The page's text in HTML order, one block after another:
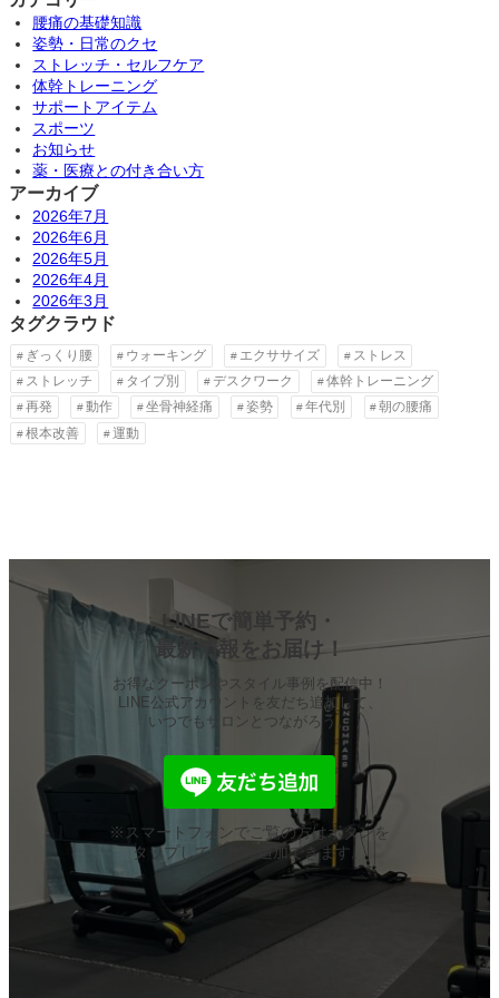
腰痛の基礎知識
姿勢・日常のクセ
ストレッチ・セルフケア
体幹トレーニング
サポートアイテム
スポーツ
お知らせ
薬・医療との付き合い方
アーカイブ
2026年7月
2026年6月
2026年5月
2026年4月
2026年3月
タグクラウド
ぎっくり腰 ウォーキング エクササイズ
ストレス
ストレッチ
タイプ別 デスクワーク
体幹トレーニング
再発
動作 坐骨神経痛 姿勢 年代別
朝の腰痛
根本改善
運動
LINEで簡単予約・
最新情報をお届け！
お得なクーポンやスタイル事例を配信中！
LINE公式アカウントを友だち追加して、
いつでもサロンとつながろう。
※スマートフォンでご覧の方はボタンを
タップして友だち追加できます。